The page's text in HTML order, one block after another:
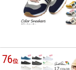
76位